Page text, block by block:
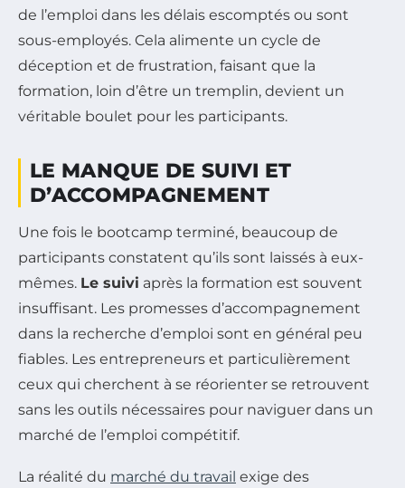
de l’emploi dans les délais escomptés ou sont
sous-employés. Cela alimente un cycle de
déception et de frustration, faisant que la
formation, loin d’être un tremplin, devient un
véritable boulet pour les participants.
LE MANQUE DE SUIVI ET
D’ACCOMPAGNEMENT
Une fois le bootcamp terminé, beaucoup de
participants constatent qu’ils sont laissés à eux-
mêmes. Le suivi après la formation est souvent
insuffisant. Les promesses d’accompagnement
dans la recherche d’emploi sont en général peu
fiables. Les entrepreneurs et particulièrement
ceux qui cherchent à se réorienter se retrouvent
sans les outils nécessaires pour naviguer dans un
marché de l’emploi compétitif.
La réalité du marché du travail exige des